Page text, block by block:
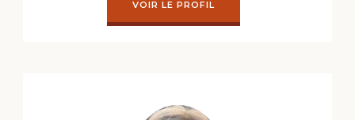
VOIR LE PROFIL